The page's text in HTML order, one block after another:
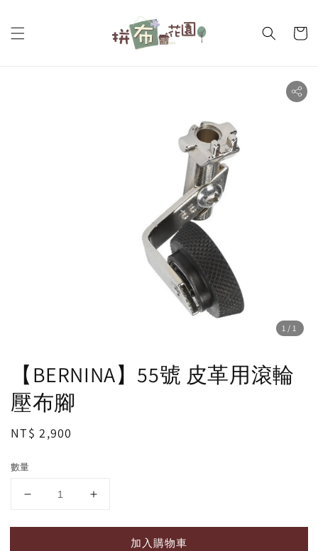
1 /1
【BERNINA】55號 皮革用滾輪
壓布腳
Regular
NT$ 2,900
數量
加入購物車